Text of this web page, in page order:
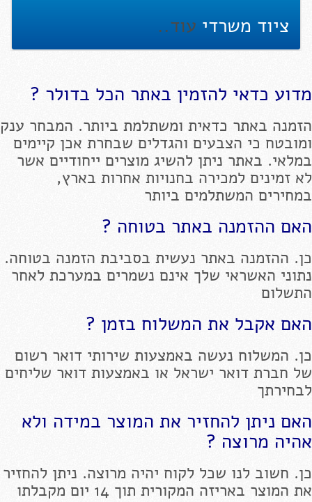
ציוד משרדי עוד..
מדוע כדאי להזמין באתר הכל בדולר ?
הזמנה באתר כדאית ומשתלמת ביותר. המבחר ענק
ומובטח כי הצבעים והגדלים שבחרת אכן קיימים
במלאי. באתר ניתן להשיג מוצרים ייחודיים אשר
לא זמינים למכירה בחנויות אחרות בארץ,
במחירים המשתלמים ביותר
האם ההזמנה באתר בטוחה ?
כן. ההזמנה באתר נעשית בסביבת הזמנה בטוחה.
נתוני האשראי שלך אינם נשמרים במערכת לאחר
התשלום
האם אקבל את המשלוח בזמן ?
כן. המשלוח נעשה באמצעות שירותי דואר רשום
של חברת דואר ישראל או באמצעות דואר שליחים
לבחירתך
האם ניתן להחזיר את המוצר במידה ולא
אהיה מרוצה ?
כן. חשוב לנו שכל לקוח יהיה מרוצה. ניתן להחזיר
את המוצר באריזה המקורית תוך 14 יום מקבלתו